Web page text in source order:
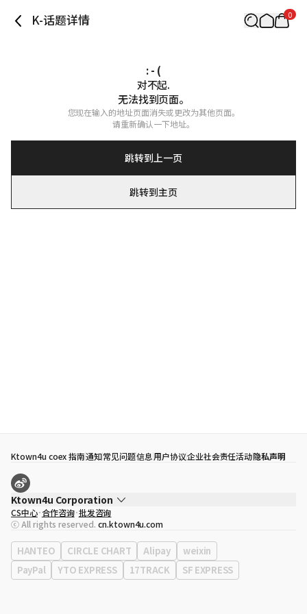
K-话题详情 0
: - (
对不起.
无法找到页面。
您现在输入的地址页面消失或更改为其他页面。
请重新确认一下地址。
跳转到上一页
跳转到主页
Ktown4u coex 指南通知常见问题信息用户协议企业社会责任活动隐私声明
Ktown4u Corporation
代表
宋効珉
营业执照 120-87-71116
公司地址 首尔特别市 江南区 岭东大路 513号 3楼 （三成洞， coex)
CS中心 合作咨询 批发咨询
ⓒ All rights reserved. cn.ktown4u.com
HANTEO CIRCLE CHART Alipay
weixin
PayPal
YTO EXPRESS 17TRACK SF EXPRESS